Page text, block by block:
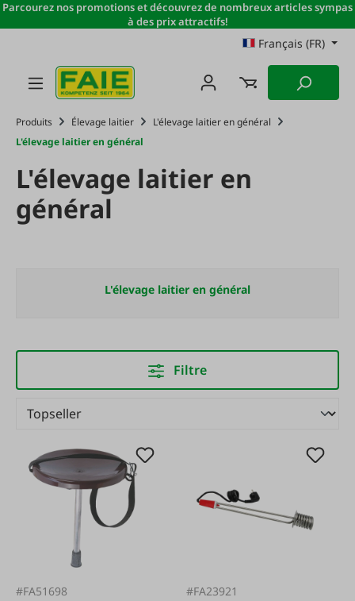
Passer au contenu principal
Parcourez nos promotions et découvrez de nombreux articles sympas
à des prix attractifs!
Français (FR)
Produits Élevage laitier
L'élevage laitier en général
L'élevage laitier en général
L'élevage laitier en
général
L'élevage laitier en général
Filtre
#FA51698 #FA23921